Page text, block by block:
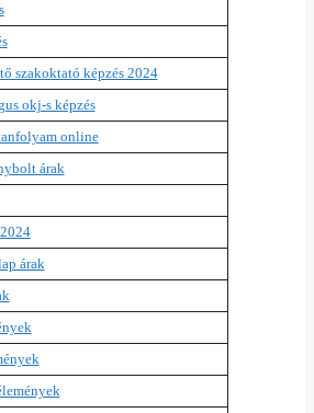
szakoktató képzés 2024
okj-s képzés
online
árak
árak